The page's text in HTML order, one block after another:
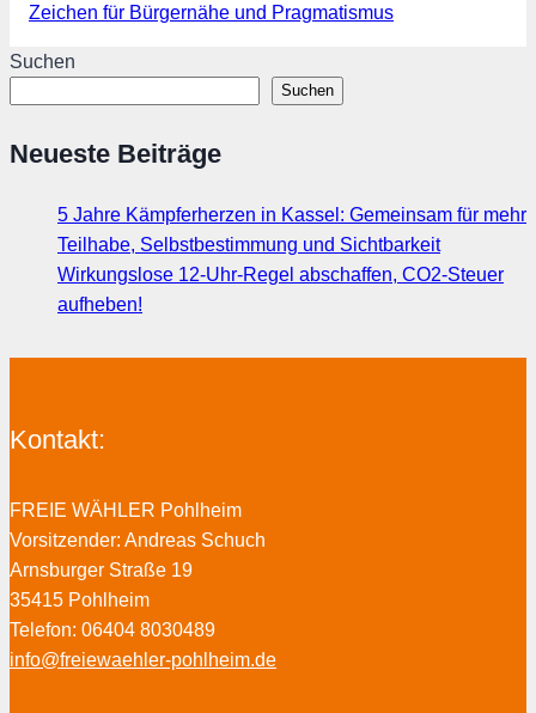
Zeichen für Bürgernähe und Pragmatismus
Suchen
Suchen
Neueste Beiträge
5 Jahre Kämpferherzen in Kassel: Gemeinsam für mehr
Teilhabe, Selbstbestimmung und Sichtbarkeit
Wirkungslose 12-Uhr-Regel abschaffen, CO2-Steuer
aufheben!
Kontakt:
FREIE WÄHLER Pohlheim
Vorsitzender: Andreas Schuch
Arnsburger Straße 19
35415 Pohlheim
Telefon: 06404 8030489
info@freiewaehler-pohlheim.de